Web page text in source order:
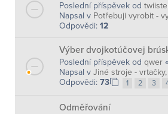
Poslední příspěvek od
Napsal v Potřebuji vyrobit -
Odpovědi: 12
Výber dvojkotúčovej
Poslední příspěvek od qwer «
Napsal v Jiné stroje -
Odpovědi: 73 1 2 3
Odměřování